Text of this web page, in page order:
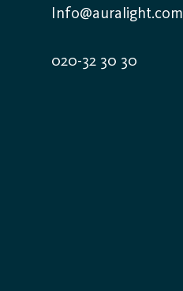
Info@auralight.com
020-32 30 30